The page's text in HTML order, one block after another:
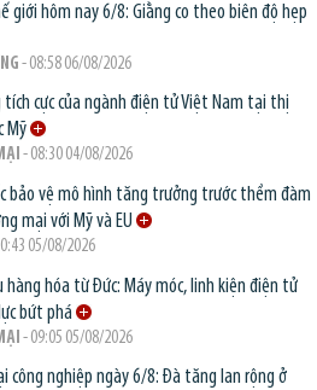
giới hôm nay 6/8: Giằng co theo biên độ hẹp
- 08:58 06/08/2026
tích cực của ngành điện tử Việt Nam tại thị
- 08:30 04/08/2026
bảo vệ mô hình tăng trưởng trước thềm đàm
mại với Mỹ và EU
05/08/2026
hàng hóa từ Đức: Máy móc, linh kiện điện tử
bứt phá
- 09:05 05/08/2026
công nghiệp ngày 6/8: Đà tăng lan rộng ở